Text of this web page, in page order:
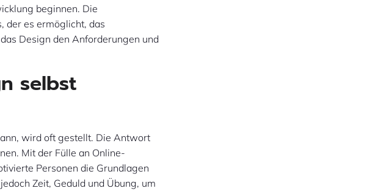
beginnen. Die
der es ermöglicht, das
Design den Anforderungen und
selbst
wird oft gestellt. Die Antwort
Mit der Fülle an Online-
Personen die Grundlagen
Zeit, Geduld und Übung, um